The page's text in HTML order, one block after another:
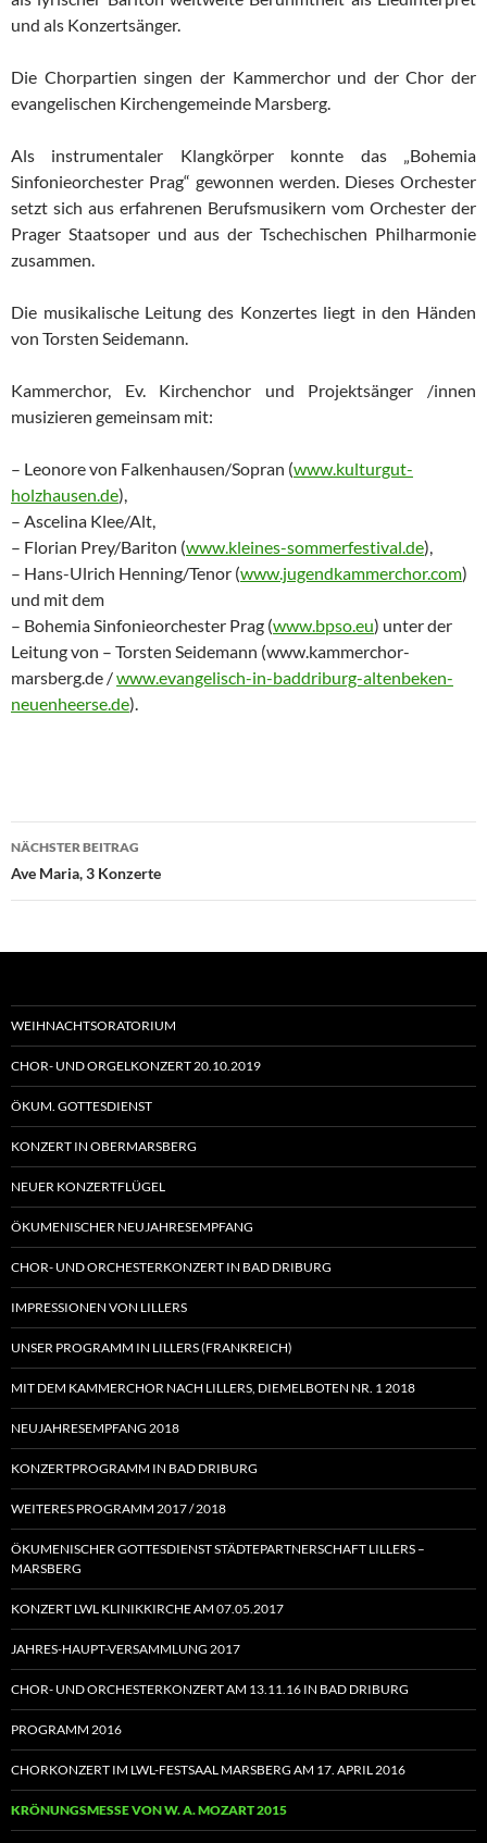
und als Konzertsänger.
Die Chorpartien singen der Kammerchor und der Chor der
evangelischen Kirchengemeinde Marsberg.
Als instrumentaler Klangkörper konnte das „Bohemia
Sinfonieorchester Prag“ gewonnen werden. Dieses Orchester
setzt sich aus erfahrenen Berufsmusikern vom Orchester der
Prager Staatsoper und aus der Tschechischen Philharmonie
zusammen.
Die musikalische Leitung des Konzertes liegt in den Händen
von Torsten Seidemann.
Kammerchor, Ev. Kirchenchor und Projektsänger /innen
musizieren gemeinsam mit:
– Leonore von Falkenhausen/Sopran (www.kulturgut-
holzhausen.de),
– Ascelina Klee/Alt,
– Florian Prey/Bariton (www.kleines-sommerfestival.de),
– Hans-Ulrich Henning/Tenor (www.jugendkammerchor.com)
und mit dem
– Bohemia Sinfonieorchester Prag (www.bpso.eu) unter der
Leitung von – Torsten Seidemann (www.kammerchor-
marsberg.de /www.evangelisch-in-baddriburg-altenbeken-
neuenheerse.de).
Beitragsnavigation
NÄCHSTER BEITRAG
Ave Maria, 3 Konzerte
WEIHNACHTSORATORIUM
CHOR- UND ORGELKONZERT 20.10.2019
ÖKUM. GOTTESDIENST
KONZERT IN OBERMARSBERG
NEUER KONZERTFLÜGEL
ÖKUMENISCHER NEUJAHRESEMPFANG
CHOR- UND ORCHESTERKONZERT IN BAD DRIBURG
IMPRESSIONEN VON LILLERS
UNSER PROGRAMM IN LILLERS (FRANKREICH)
MIT DEM KAMMERCHOR NACH LILLERS, DIEMELBOTEN NR. 1 2018
NEUJAHRESEMPFANG 2018
KONZERTPROGRAMM IN BAD DRIBURG
WEITERES PROGRAMM 2017 / 2018
ÖKUMENISCHER GOTTESDIENST STÄDTEPARTNERSCHAFT LILLERS –
MARSBERG
KONZERT LWL KLINIKKIRCHE AM 07.05.2017
JAHRES-HAUPT-VERSAMMLUNG 2017
CHOR- UND ORCHESTERKONZERT AM 13.11.16 IN BAD DRIBURG
PROGRAMM 2016
CHORKONZERT IM LWL-FESTSAAL MARSBERG AM 17. APRIL 2016
KRÖNUNGSMESSE VON W. A. MOZART 2015